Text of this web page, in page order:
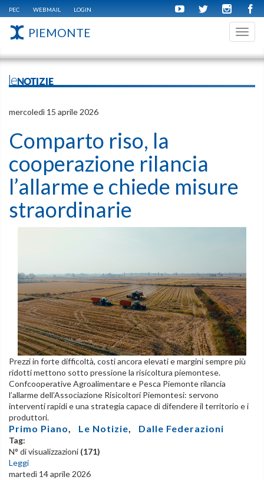
PEC WEBMAIL LOGIN
PIEMONTE
leNOTIZIE
mercoledì 15 aprile 2026
Comparto riso, la
cooperazione rilancia
l’allarme e chiede misure
straordinarie
Prezzi in forte difficoltà, costi ancora elevati e margini sempre più
ridotti mettono sotto pressione la risicoltura piemontese.
Confcooperative Agroalimentare e Pesca Piemonte rilancia
l’allarme dell’Associazione Risicoltori Piemontesi: servono
interventi rapidi e una strategia capace di difendere il territorio e i
produttori.
Primo Piano, Le Notizie, Dalle Federazioni
Tag:
N° di visualizzazioni (171)
Leggi
martedì 14 aprile 2026